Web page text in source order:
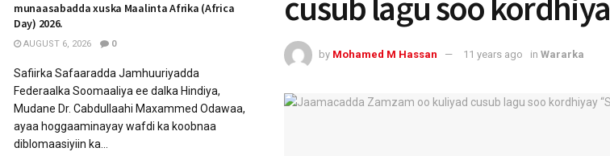
by Mohamed M Hassan 11 years ago in Wararka
munaasabadda xuska Maalinta Afrika (Africa
Day) 2026.
AUGUST 6, 2026 0
Safiirka Safaaradda Jamhuuriyadda
Federaalka Soomaaliya ee dalka Hindiya,
Mudane Dr. Cabdullaahi Maxammed Odawaa,
ayaa hoggaaminayay wafdi ka koobnaa
diblomaasiyiin ka...